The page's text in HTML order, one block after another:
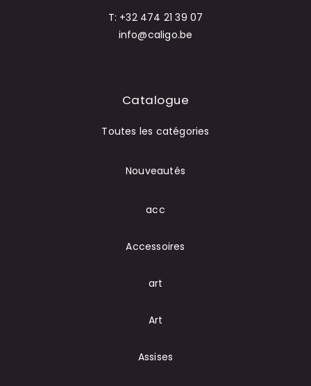
T: +32 474 21 39 07
info@caligo.be
Catalogue
Toutes les catégories
Nouveautés
acc
Accessoires
art
Art
Assises